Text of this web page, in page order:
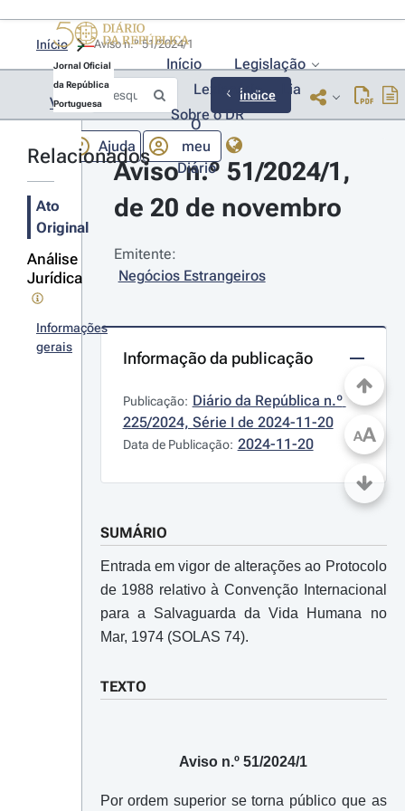
Jornal Oficial
da República
Portuguesa
Início
Legislação
Lexionário
Lia
Sobre o DR
Ajuda
O
meu
Diário
Início
Voltar Índice
Relacionados
Ato
Original
Análise
Jurídica
Informações
gerais
Aviso n.º 51/2024/1,
de 20 de novembro
Emitente:
Negócios Estrangeiros
Informação da publicação
Publicação: Diário da República n.º
225/2024, Série I de 2024-11-20
Data de Publicação: 2024-11-20
SUMÁRIO
Entrada em vigor de alterações ao Protocolo
de 1988 relativo à Convenção Internacional
para a Salvaguarda da Vida Humana no
Mar, 1974 (SOLAS 74).
TEXTO
Aviso n.º 51/2024/1
Por ordem superior se torna público que as
AA